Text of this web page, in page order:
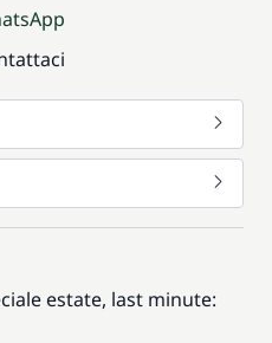
estate, last minute: